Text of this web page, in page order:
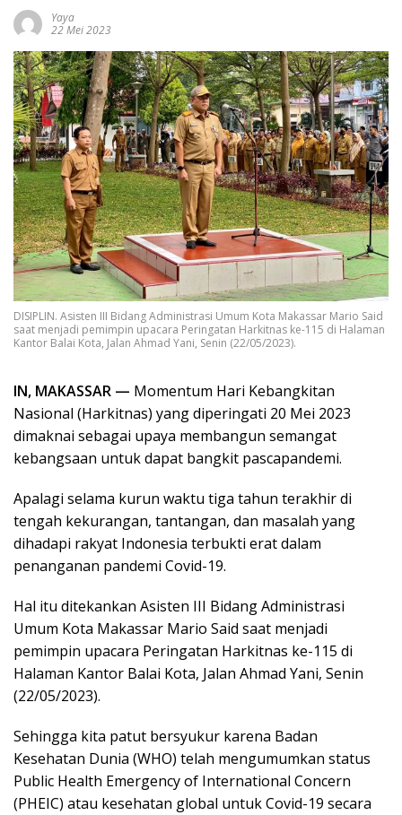
Yaya
22 Mei 2023
DISIPLIN. Asisten III Bidang Administrasi Umum Kota Makassar Mario Said
saat menjadi pemimpin upacara Peringatan Harkitnas ke-115 di Halaman
Kantor Balai Kota, Jalan Ahmad Yani, Senin (22/05/2023).
IN, MAKASSAR — Momentum Hari Kebangkitan
Nasional (Harkitnas) yang diperingati 20 Mei 2023
dimaknai sebagai upaya membangun semangat
kebangsaan untuk dapat bangkit pascapandemi.
Apalagi selama kurun waktu tiga tahun terakhir di
tengah kekurangan, tantangan, dan masalah yang
dihadapi rakyat Indonesia terbukti erat dalam
penanganan pandemi Covid-19.
Hal itu ditekankan Asisten III Bidang Administrasi
Umum Kota Makassar Mario Said saat menjadi
pemimpin upacara Peringatan Harkitnas ke-115 di
Halaman Kantor Balai Kota, Jalan Ahmad Yani, Senin
(22/05/2023).
Sehingga kita patut bersyukur karena Badan
Kesehatan Dunia (WHO) telah mengumumkan status
Public Health Emergency of International Concern
(PHEIC) atau kesehatan global untuk Covid-19 secara